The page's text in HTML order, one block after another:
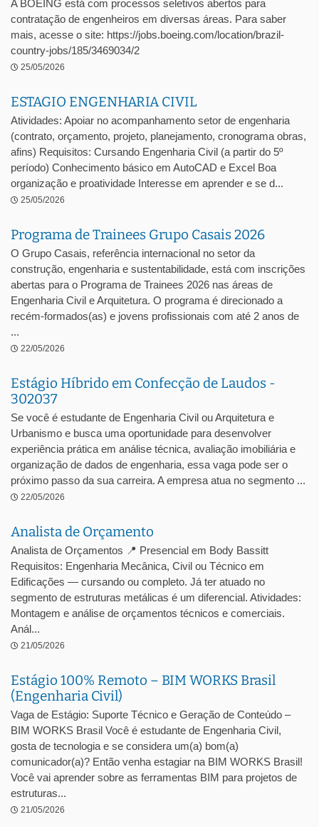
A BOEING está com processos seletivos abertos para
contratação de engenheiros em diversas áreas. Para saber
mais, acesse o site: https://jobs.boeing.com/location/brazil-
country-jobs/185/3469034/2
25/05/2026
ESTAGIO ENGENHARIA CIVIL
Atividades: Apoiar no acompanhamento setor de engenharia
(contrato, orçamento, projeto, planejamento, cronograma obras,
afins) Requisitos: Cursando Engenharia Civil (a partir do 5º
período) Conhecimento básico em AutoCAD e Excel Boa
organização e proatividade Interesse em aprender e se d...
25/05/2026
Programa de Trainees Grupo Casais 2026
O Grupo Casais, referência internacional no setor da
construção, engenharia e sustentabilidade, está com inscrições
abertas para o Programa de Trainees 2026 nas áreas de
Engenharia Civil e Arquitetura. O programa é direcionado a
recém-formados(as) e jovens profissionais com até 2 anos de
...
22/05/2026
Estágio Híbrido em Confecção de Laudos -
302037
Se você é estudante de Engenharia Civil ou Arquitetura e
Urbanismo e busca uma oportunidade para desenvolver
experiência prática em análise técnica, avaliação imobiliária e
organização de dados de engenharia, essa vaga pode ser o
próximo passo da sua carreira. A empresa atua no segmento ...
22/05/2026
Analista de Orçamento
Analista de Orçamentos 📍 Presencial em Body Bassitt
Requisitos: Engenharia Mecânica, Civil ou Técnico em
Edificações — cursando ou completo. Já ter atuado no
segmento de estruturas metálicas é um diferencial. Atividades:
Montagem e análise de orçamentos técnicos e comerciais.
Anál...
21/05/2026
Estágio 100% Remoto – BIM WORKS Brasil
(Engenharia Civil)
Vaga de Estágio: Suporte Técnico e Geração de Conteúdo –
BIM WORKS Brasil Você é estudante de Engenharia Civil,
gosta de tecnologia e se considera um(a) bom(a)
comunicador(a)? Então venha estagiar na BIM WORKS Brasil!
Você vai aprender sobre as ferramentas BIM para projetos de
estruturas...
21/05/2026